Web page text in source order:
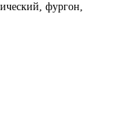
фургон,